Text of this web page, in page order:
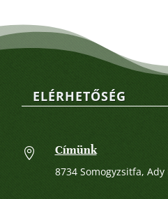
ELÉRHETŐSÉG
 Címünk
8734 Somogyzsitfa,